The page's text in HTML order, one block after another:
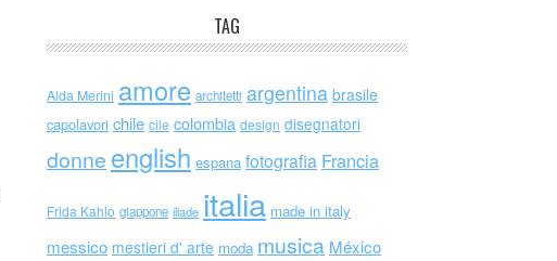
TAG
Alda Merini amore architetti argentina brasile
capolavori chile cile colombia design disegnatori
donne english espana fotografia Francia
Frida Kahlo giappone iliade italia made in italy
messico mestieri d' arte moda musica México